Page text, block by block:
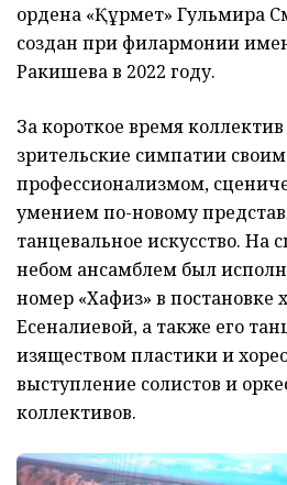
ордена «Құрмет» Гульмира
создан при филармонии
Ракишева в 2022 году.
За короткое время коллектив
зрительские симпатии своим
профессионализмом,
умением по-новому
танцевальное искусство. На
небом ансамблем был
номер «Хафиз» в постановке
Есеналиевой, а также его
изяществом пластики и
выступление солистов и
коллективов.